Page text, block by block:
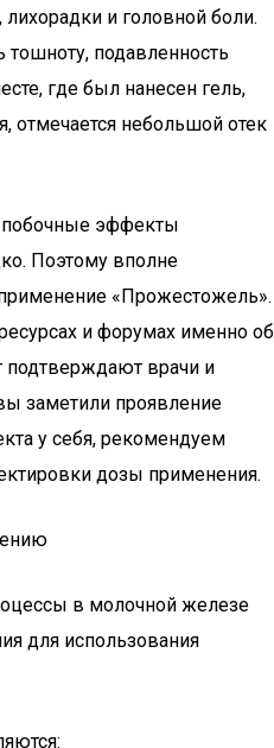
и головной боли.
тошноту, подавленность
где был нанесен гель,
отмечается небольшой отек
побочные эффекты
Поэтому вполне
«Прожестожель».
и форумах именно об
подтверждают врачи и
заметили проявление
у себя, рекомендуем
дозы применения.
в молочной железе
для использования